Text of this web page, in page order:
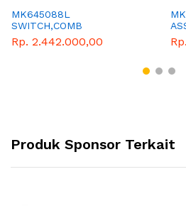
MK645088L
SWITCH,COMB
Rp. 2.442.000,00
Produk Sponsor Terkait